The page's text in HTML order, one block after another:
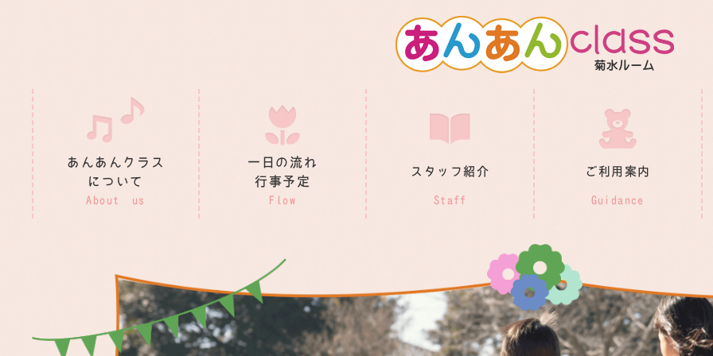
あんあんクラス
について
About us
一日の流れ
行事予定
Flow
スタッフ紹介
Staff
ご利用案内
Guidance